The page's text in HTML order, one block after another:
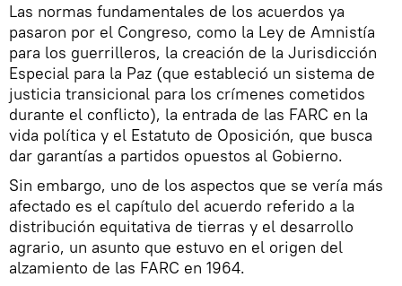
Las normas fundamentales de los acuerdos ya
pasaron por el Congreso, como la Ley de Amnistía
para los guerrilleros, la creación de la Jurisdicción
Especial para la Paz (que estableció un sistema de
justicia transicional para los crímenes cometidos
durante el conflicto), la entrada de las FARC en la
vida política y el Estatuto de Oposición, que busca
dar garantías a partidos opuestos al Gobierno.
Sin embargo, uno de los aspectos que se vería más
afectado es el capítulo del acuerdo referido a la
distribución equitativa de tierras y el desarrollo
agrario, un asunto que estuvo en el origen del
alzamiento de las FARC en 1964.